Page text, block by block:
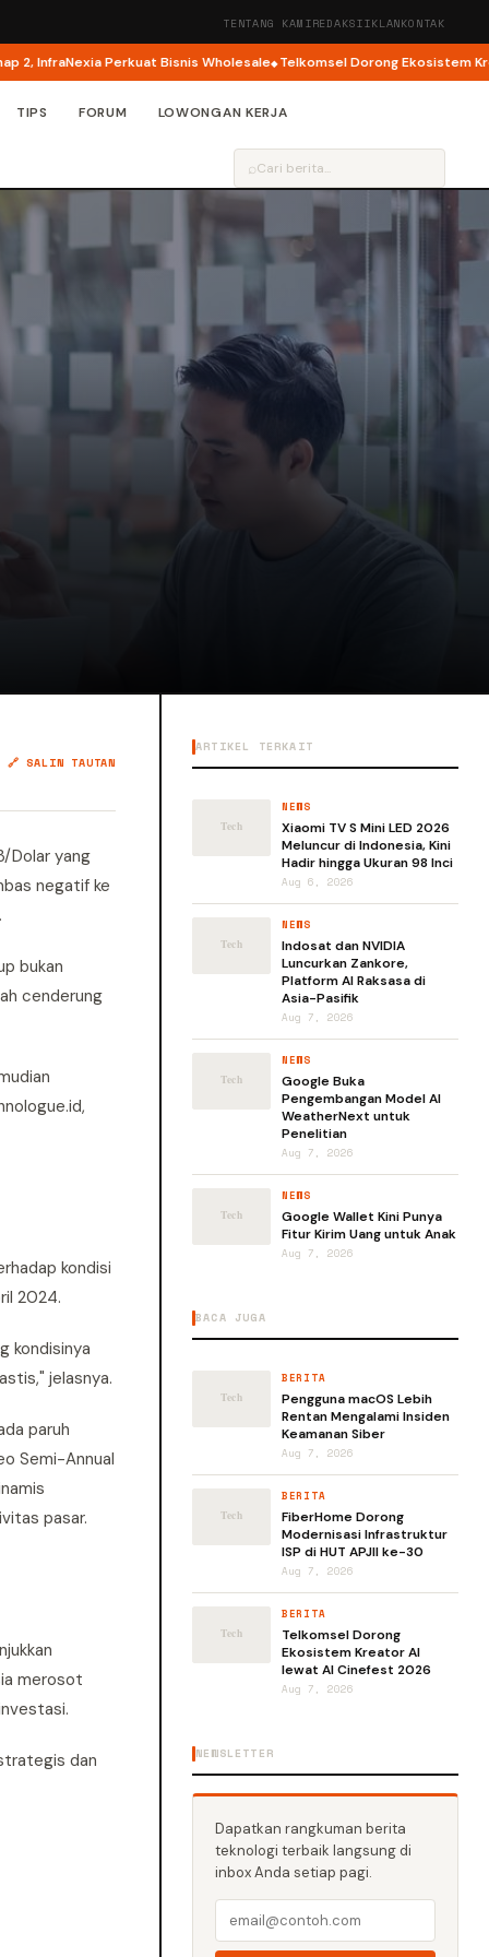
TENTANG KAMIREDAKSIIKLANKONTAK
Perkuat Bisnis Wholesale Telkomsel Dorong Ekosistem Kreator
TIPS FORUM LOWONGAN KERJA
⌕
🔗 SALIN TAUTAN
Dolar yang
negatif ke
bukan
cenderung
kondisi
2024.
kondisinya
jelasnya.
paruh
Semi-Annual
pasar.
merosot
dan
ARTIKEL TERKAIT
NEWS
Xiaomi TV S Mini LED 2026
Meluncur di Indonesia, Kini
Hadir hingga Ukuran 98 Inci
Aug 6, 2026
NEWS
Indosat dan NVIDIA
Luncurkan Zankore,
Platform AI Raksasa di
Asia-Pasifik
Aug 7, 2026
NEWS
Google Buka
Pengembangan Model AI
WeatherNext untuk
Penelitian
Aug 7, 2026
NEWS
Google Wallet Kini Punya
Fitur Kirim Uang untuk Anak
Aug 7, 2026
BACA JUGA
BERITA
Pengguna macOS Lebih
Rentan Mengalami Insiden
Keamanan Siber
Aug 7, 2026
BERITA
FiberHome Dorong
Modernisasi Infrastruktur
ISP di HUT APJII ke-30
Aug 7, 2026
BERITA
Telkomsel Dorong
Ekosistem Kreator AI
lewat AI Cinefest 2026
Aug 7, 2026
NEWSLETTER
Dapatkan rangkuman berita
teknologi terbaik langsung di
inbox Anda setiap pagi.